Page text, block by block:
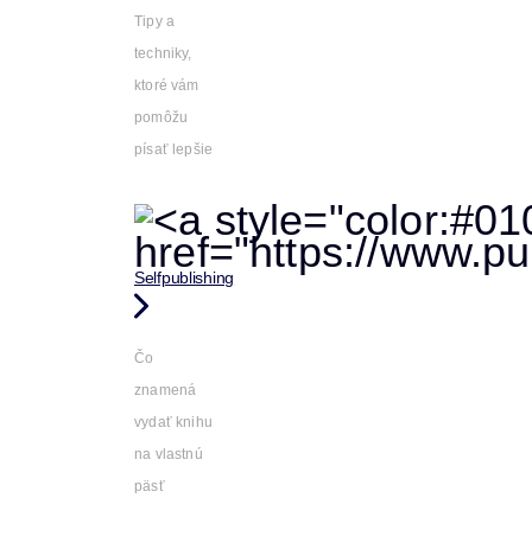
Tipy a
techniky,
ktoré vám
pomôžu
písať lepšie
Selfpublishing
Čo
znamená
vydať knihu
na vlastnú
päsť